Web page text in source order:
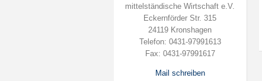
mittelständische Wirtschaft e.V.
Eckernförder Str. 315
24119 Kronshagen
Telefon: 0431-97991613
Fax: 0431-97991617
Mail schreiben